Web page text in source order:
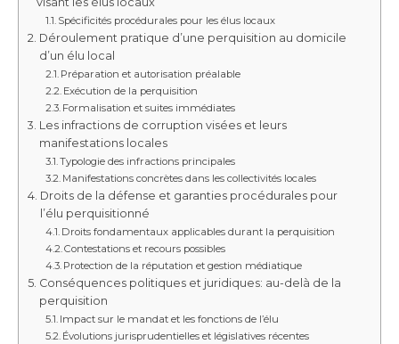
Spécificités procédurales pour les élus locaux
Déroulement pratique d’une perquisition au domicile
d’un élu local
Préparation et autorisation préalable
Exécution de la perquisition
Formalisation et suites immédiates
Les infractions de corruption visées et leurs
manifestations locales
Typologie des infractions principales
Manifestations concrètes dans les collectivités locales
Droits de la défense et garanties procédurales pour
l’élu perquisitionné
Droits fondamentaux applicables durant la perquisition
Contestations et recours possibles
Protection de la réputation et gestion médiatique
Conséquences politiques et juridiques: au-delà de la
perquisition
Impact sur le mandat et les fonctions de l’élu
Évolutions jurisprudentielles et législatives récentes